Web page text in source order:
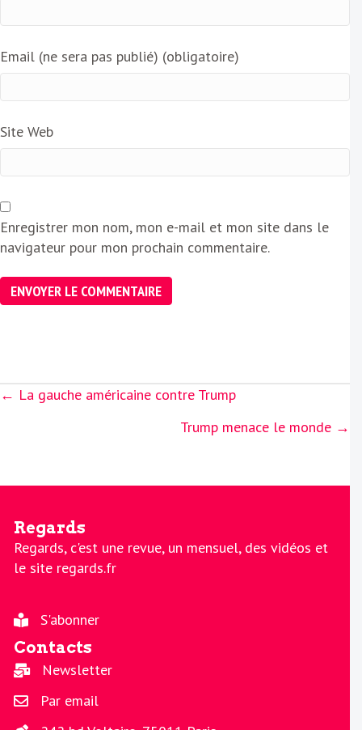
Email (ne sera pas publié) (obligatoire)
Site Web
Enregistrer mon nom, mon e-mail et mon site dans le
navigateur pour mon prochain commentaire.
Posts
← La gauche américaine contre Trump
Trump menace le monde →
Regards
Regards, c'est une revue, un mensuel, des vidéos et
le site regards.fr
S'abonner
Contacts
Newsletter
Par email